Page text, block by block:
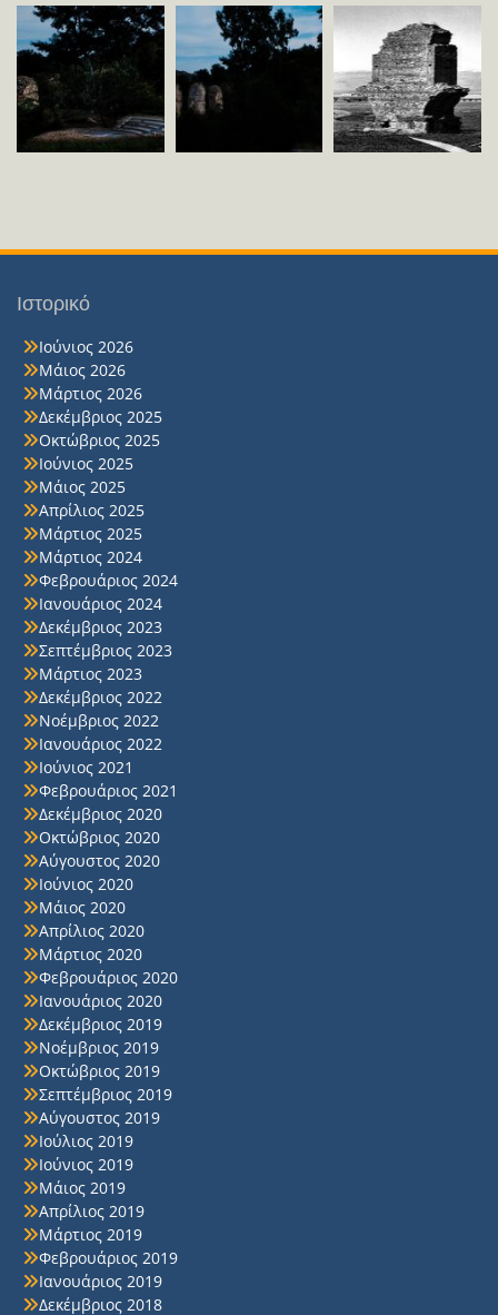
Ιστορικό
Ιούνιος 2026
Μάιος 2026
Μάρτιος 2026
Δεκέμβριος 2025
Οκτώβριος 2025
Ιούνιος 2025
Μάιος 2025
Απρίλιος 2025
Μάρτιος 2025
Μάρτιος 2024
Φεβρουάριος 2024
Ιανουάριος 2024
Δεκέμβριος 2023
Σεπτέμβριος 2023
Μάρτιος 2023
Δεκέμβριος 2022
Νοέμβριος 2022
Ιανουάριος 2022
Ιούνιος 2021
Φεβρουάριος 2021
Δεκέμβριος 2020
Οκτώβριος 2020
Αύγουστος 2020
Ιούνιος 2020
Μάιος 2020
Απρίλιος 2020
Μάρτιος 2020
Φεβρουάριος 2020
Ιανουάριος 2020
Δεκέμβριος 2019
Νοέμβριος 2019
Οκτώβριος 2019
Σεπτέμβριος 2019
Αύγουστος 2019
Ιούλιος 2019
Ιούνιος 2019
Μάιος 2019
Απρίλιος 2019
Μάρτιος 2019
Φεβρουάριος 2019
Ιανουάριος 2019
Δεκέμβριος 2018